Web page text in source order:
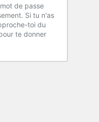
de passe
Si tu n'as
toi du
te donner